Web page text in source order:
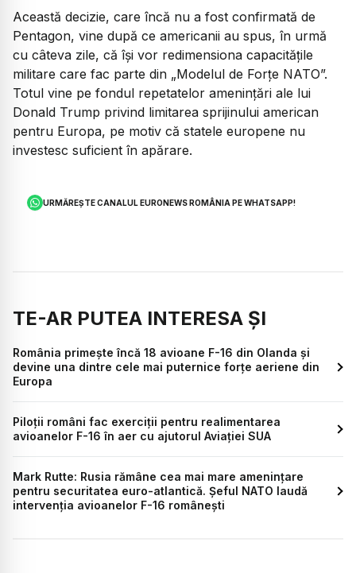
Această decizie, care încă nu a fost confirmată de
Pentagon, vine după ce americanii au spus, în urmă
cu câteva zile, că își vor redimensiona capacitățile
militare care fac parte din „Modelul de Forţe NATO”.
Totul vine pe fondul repetatelor amenințări ale lui
Donald Trump privind limitarea sprijinului american
pentru Europa, pe motiv că statele europene nu
investesc suficient în apărare.
URMĂREȘTE CANALUL EURONEWS ROMÂNIA PE WHATSAPP!
TE-AR PUTEA INTERESA ȘI
România primește încă 18 avioane F-16 din Olanda și
devine una dintre cele mai puternice forțe aeriene din
Europa
Piloții români fac exerciții pentru realimentarea
avioanelor F-16 în aer cu ajutorul Aviației SUA
Mark Rutte: Rusia rămâne cea mai mare amenințare
pentru securitatea euro-atlantică. Șeful NATO laudă
intervenția avioanelor F-16 românești